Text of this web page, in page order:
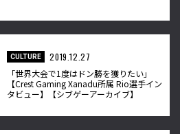
CULTURE
2019.12.27
「世界大会で1度はドン勝を獲りたい」
【Crest Gaming Xanadu所属 Rio選手イン
タビュー】【シブゲーアーカイブ】